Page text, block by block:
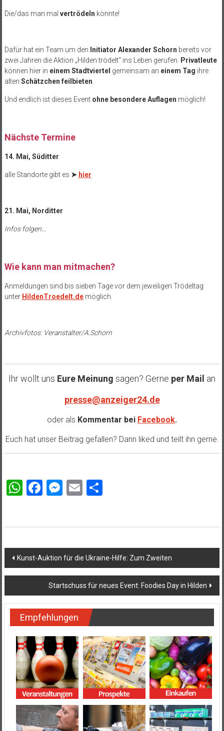
Die/das man mal vertrödeln könnte!
Dafür hat ein Team um den Initiator Alexander Schorn bereits vor
zwei Jahren die Aktion „Hilden trödelt“ ins Leben gerufen. Privatleute
können hier in einem Stadtviertel gemeinsam an einem Tag ihre
alten Schätzchen feilbieten
Und endlich ist dieses Event ohne besondere Auflagen möglich!
Nächste Termine
14. Mai, Süditter
alle Standorte gibt es ➤ hier
21. Mai, Norditter
Infos folgen…
Wie kann man mitmachen?
Anmeldungen sind bis sieben Tage vor dem jeweiligen Trödeltag
unter HildenTroedelt.demöglich.
Archivfotos: Veranstalter/A.Schorn
Ihr wollt uns Eure Meinung sagen? Gerne per Mail an
presse@anzeiger24.de
oder als Kommentar bei Facebook.
Euch hat unser Beitrag gefallen? Dann liked und teilt ihn gerne.
WhatsApp
Facebook
Messenger
EmailTeilen
Beitragsnavigation
Kunst-Auktion für die Ukraine-Hilfe: Zum Zweiten
Startschuss für neues Event: Foodies Day in Hilden
Empfehlungen